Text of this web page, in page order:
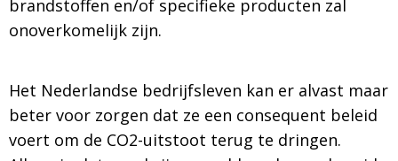
brandstoffen en/of specifieke producten zal
onoverkomelijk zijn.
Het Nederlandse bedrijfsleven kan er alvast maar
beter voor zorgen dat ze een consequent beleid
voert om de CO2-uitstoot terug te dringen.